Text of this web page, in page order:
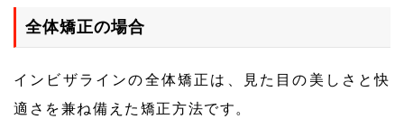
全体矯正の場合
インビザラインの全体矯正は、見た目の美しさと快
適さを兼ね備えた矯正方法です。